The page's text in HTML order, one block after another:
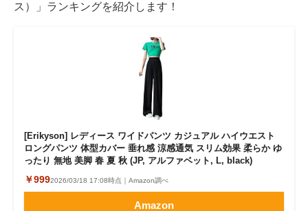
ス）」ランキングを紹介します！
[Erikyson] レディース ワイドパンツ カジュアル ハイウエスト
ロングパンツ 体型カバー 垂れ感 涼感通気 スリム効果 柔らか ゆ
ったり 無地 美脚 春 夏 秋 (JP, アルファベット, L, black)
￥9992026/03/18 17:08時点｜Amazon調べ
Amazon